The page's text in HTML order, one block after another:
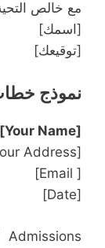
مع خالص
[اسمك]
[توقيعك]
نموذج خطاب
[Your Name]
[Your Address]
[ Email]
[Date]